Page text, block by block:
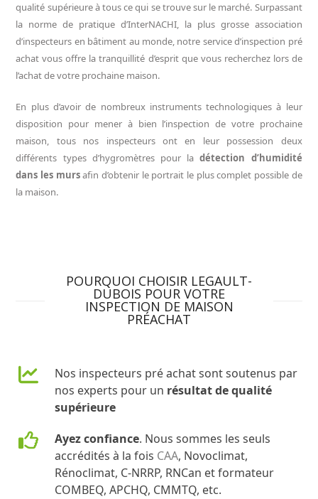
qualité supérieure à tous ce qui se trouve sur le marché. Surpassant
la norme de pratique d’InterNACHI, la plus grosse association
d’inspecteurs en bâtiment au monde, notre service d’inspection pré
achat vous offre la tranquillité d’esprit que vous recherchez lors de
l’achat de votre prochaine maison.
En plus d’avoir de nombreux instruments technologiques à leur
disposition pour mener à bien l’inspection de votre prochaine
maison, tous nos inspecteurs ont en leur possession deux
différents types d’hygromètres pour ladétection d’humidité
dans les mursafin d’obtenir le portrait le plus complet possible de
la maison.
POURQUOI CHOISIR LEGAULT-
DUBOIS POUR VOTRE
INSPECTION DE MAISON
PRÉACHAT
Nos inspecteurs pré achat sont soutenus par
nos experts pour un résultat de qualité
supérieure
Ayez confiance. Nous sommes les seuls
accrédités à la fois CAA, Novoclimat,
Rénoclimat, C-NRRP, RNCan et formateur
COMBEQ, APCHQ, CMMTQ, etc.